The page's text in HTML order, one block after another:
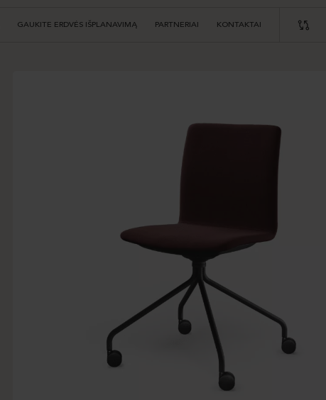
GAUKITE ERDVĖS IŠPLANAVIMĄ PARTNERIAI KONTAKTAI